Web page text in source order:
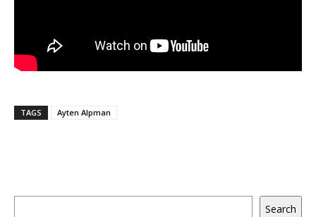
TAGS Ayten Alpman
Search